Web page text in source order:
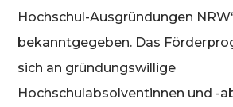
Hochschul-Ausgründungen
bekanntgegeben. Das
sich an gründungswillige
Hochschulabsolventinnen und -